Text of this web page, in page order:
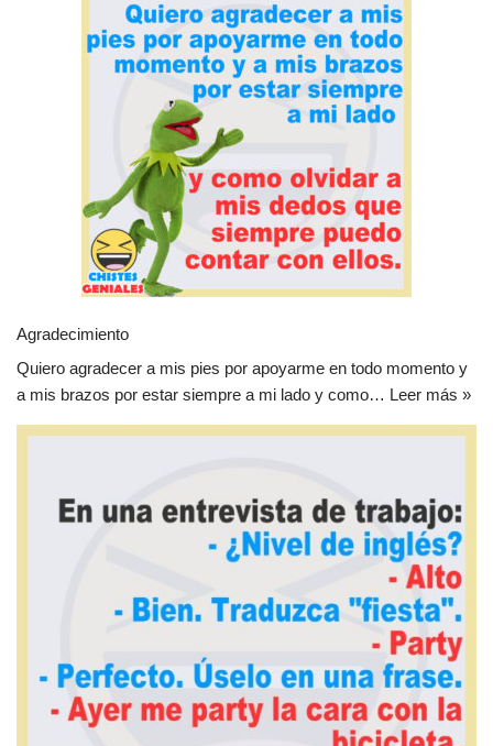
Agradecimiento
Quiero agradecer a mis pies por apoyarme en todo momento y
a mis brazos por estar siempre a mi lado y como… Leer más »